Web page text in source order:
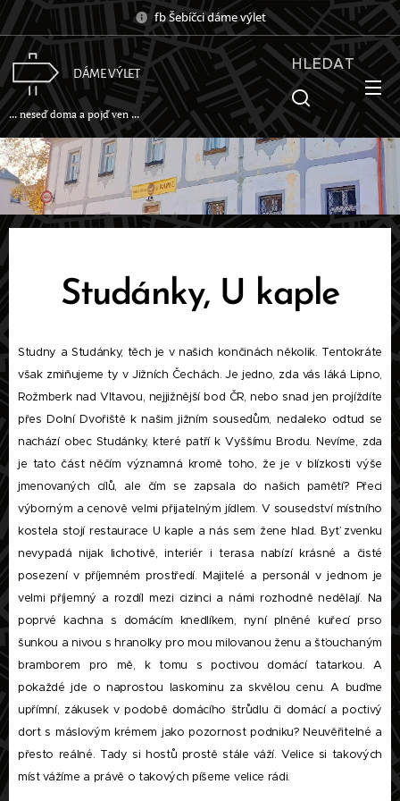
fb Šebíčci dáme výlet
DÁME VÝLET
... neseď doma a pojď ven ...
HLEDAT
Studánky, U kaple
Studny a Studánky, těch je v našich končinách několik. Tentokráte
však zmiňujeme ty v Jižních Čechách. Je jedno, zda vás láká Lipno,
Rožmberk nad Vltavou, nejjižnější bod ČR, nebo snad jen projíždíte
přes Dolní Dvořiště k našim jižním sousedům, nedaleko odtud se
nachází obec Studánky, které patří k Vyššímu Brodu. Nevíme, zda
je tato část něčím významná kromě toho, že je v blízkosti výše
jmenovaných cílů, ale čím se zapsala do našich pamětí? Přeci
výborným a cenově velmi přijatelným jídlem. V sousedství místního
kostela stojí restaurace U kaple a nás sem žene hlad. Byť zvenku
nevypadá nijak lichotivě, interiér i terasa nabízí krásné a čisté
posezení v příjemném prostředí. Majitelé a personál v jednom je
velmi příjemný a rozdíl mezi cizinci a námi rozhodně nedělají. Na
poprvé kachna s domácím knedlíkem, nyní plněné kuřecí prso
šunkou a nivou s hranolky pro mou milovanou ženu a šťouchaným
bramborem pro mě, k tomu s poctivou domácí tatarkou. A
pokaždé jde o naprostou laskominu za skvělou cenu. A buďme
upřímní, zákusek v podobě domácího štrůdlu či domácí a poctivý
dort s máslovým krémem jako pozornost podniku? Neuvěřitelné a
přesto reálné. Tady si hostů prostě stále váží. Velice si takových
míst vážíme a právě o takových píšeme velice rádi.